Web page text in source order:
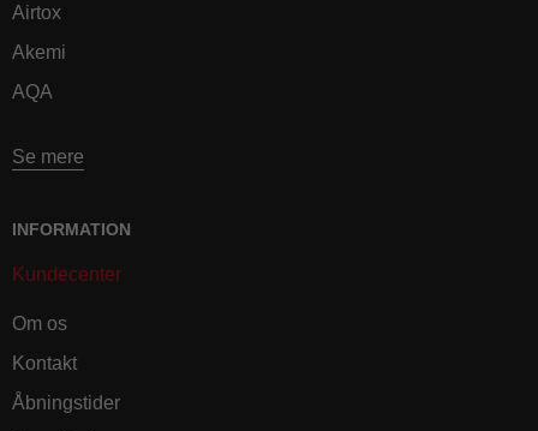
Airtox
Akemi
AQA
Se mere
INFORMATION
Kundecenter
Om os
Kontakt
Åbningstider